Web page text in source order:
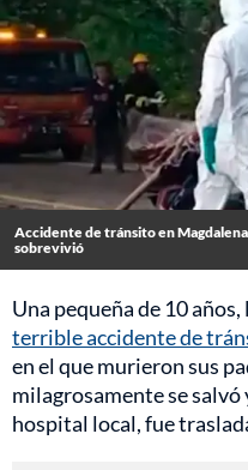
Accidente de tránsito en
sobrevivió
Una pequeña de 10
terrible accidente de
en el que murieron sus
milagrosamente se salvó
hospital local, fue